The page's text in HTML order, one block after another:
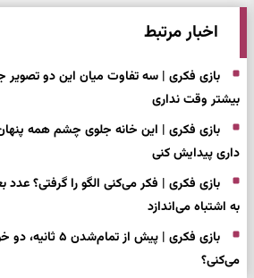
اخبار مرتبط
بیشتر وقت نداری
داری پیدایش کنی
بازی فکری | فکر می‌کنی الگو را گرفتی؟ عدد
به اشتباه می‌اندازد
بازی فکری | پیش از
می‌کنی؟